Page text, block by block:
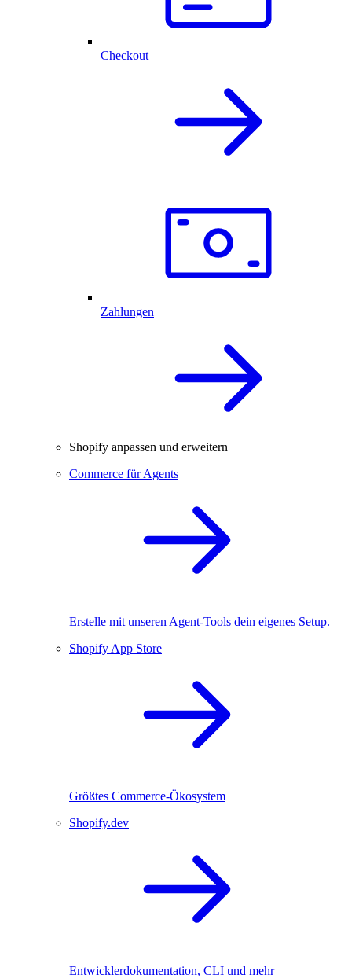
Checkout
Zahlungen
Shopify anpassen und erweitern
Commerce für Agents
Erstelle mit unseren Agent-Tools dein eigenes Setup.
Shopify App Store
Größtes Commerce-Ökosystem
Shopify.dev
Entwicklerdokumentation, CLI und mehr